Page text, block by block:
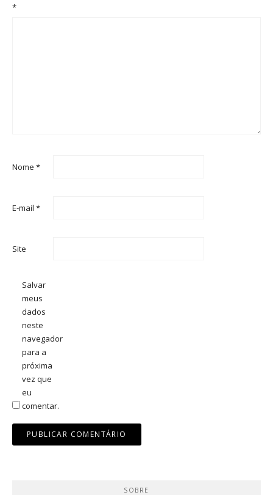
*
Nome *
E-mail *
Site
Salvar
meus
dados
neste
navegador
para a
próxima
vez que
eu
comentar.
SOBRE